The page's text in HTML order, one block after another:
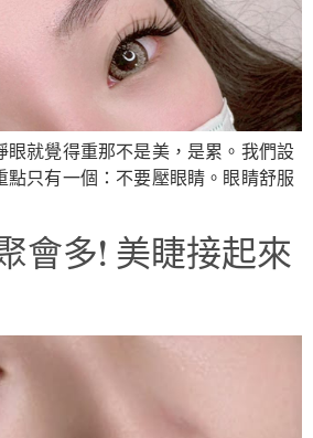
眼就覺得重那不是美，是累。我們設
點只有一個：不要壓眼睛。眼睛舒服
會多! 美睫接起來